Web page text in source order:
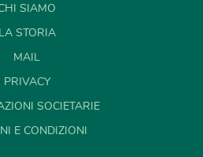
SIAMO
LA STORIA
MAIL
PRIVACY
SOCIETARIE
E CONDIZIONI